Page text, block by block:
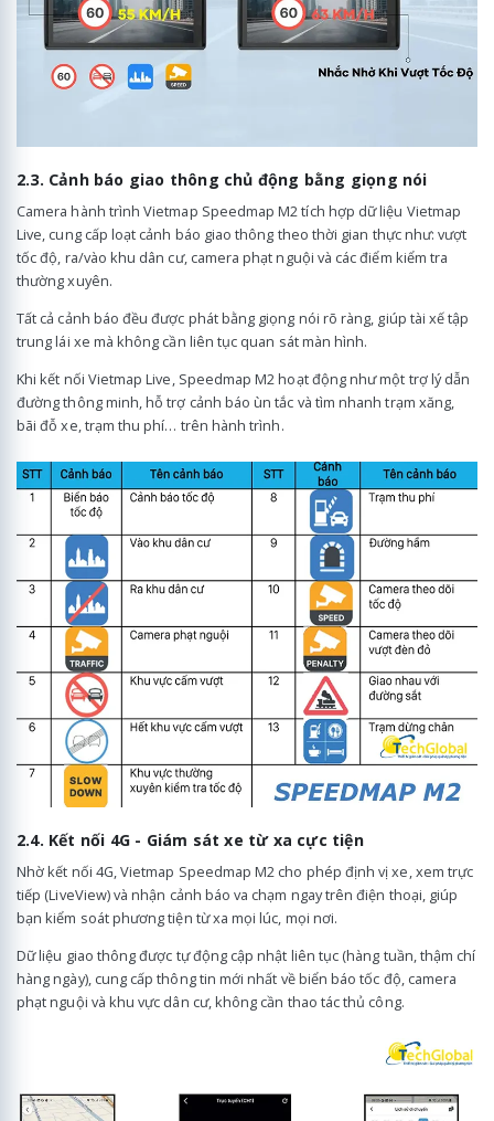
2.3. Cảnh báo giao thông chủ động bằng giọng nói
Camera hành trình Vietmap Speedmap M2 tích hợp dữ liệu Vietmap
Live, cung cấp loạt cảnh báo giao thông theo thời gian thực như: vượt
tốc độ, ra/vào khu dân cư, camera phạt nguội và các điểm kiểm tra
thường xuyên.
Tất cả cảnh báo đều được phát bằng giọng nói rõ ràng, giúp tài xế tập
trung lái xe mà không cần liên tục quan sát màn hình.
Khi kết nối Vietmap Live, Speedmap M2 hoạt động như một trợ lý dẫn
đường thông minh, hỗ trợ cảnh báo ùn tắc và tìm nhanh trạm xăng,
bãi đỗ xe, trạm thu phí… trên hành trình.
2.4. Kết nối 4G - Giám sát xe từ xa cực tiện
Nhờ kết nối 4G, Vietmap Speedmap M2 cho phép định vị xe, xem trực
tiếp (LiveView) và nhận cảnh báo va chạm ngay trên điện thoại, giúp
bạn kiểm soát phương tiện từ xa mọi lúc, mọi nơi.
Dữ liệu giao thông được tự động cập nhật liên tục (hàng tuần, thậm chí
hàng ngày), cung cấp thông tin mới nhất về biển báo tốc độ, camera
phạt nguội và khu vực dân cư, không cần thao tác thủ công.